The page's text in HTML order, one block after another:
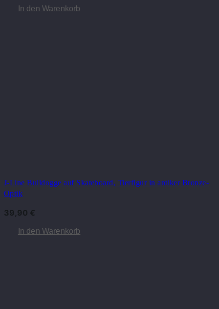
In den Warenkorb
J-Line Bulldogge auf Skateboard, Tierfigur in antiker Bronze-
Optik
39,90 €
In den Warenkorb